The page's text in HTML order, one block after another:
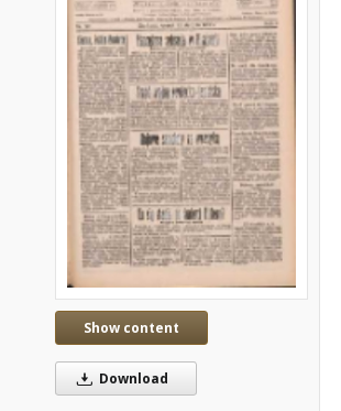
Show content
Download